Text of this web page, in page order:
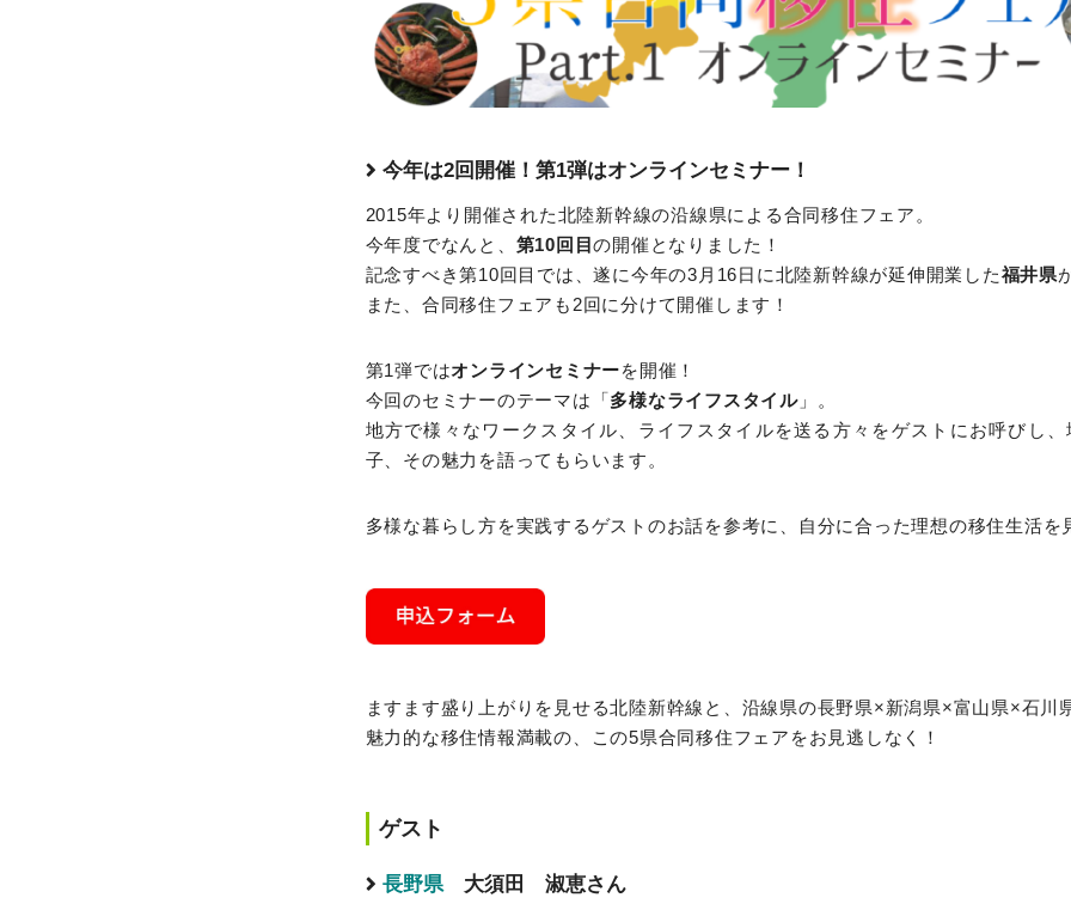
今年は2回開催！第1弾はオンラインセミナー！
2015年より開催された北陸新幹線の沿線県による合同移住フェア。
今年度でなんと、 第10回目の開催となりました！
記念すべき第10回目では、遂に今年の3月16日に北陸新幹線が延伸開業した福井県
また、合同移住フェアも2回に分けて開催します！
第1弾ではオンラインセミナーを開催！
今回のセミナーのテーマは「多様なライフスタイル」。
地方で様々なワークスタイル、ライフスタイルを送る方々をゲストにお呼びし
子、その魅力を語ってもらいます。
多様な暮らし方を実践するゲストのお話を参考に、自分に合った理想の移住生活を
ますます盛り上がりを見せる北陸新幹線と、沿線県の長野県×新潟県×富山県×石川
魅力的な移住情報満載の、この5県合同移住フェアをお見逃しなく！
ゲスト
長野県 大須田 淑恵さん